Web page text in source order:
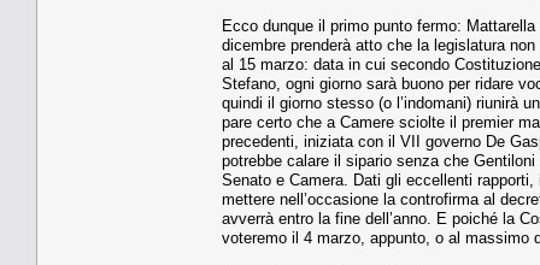
Ecco dunque il primo punto fermo:
dicembre prenderà atto che la legislatura
al 15 marzo: data in cui secondo
Stefano, ogni giorno sarà buono per ridare
quindi il giorno stesso (o l’indomani) riunirà
pare certo che a Camere sciolte il premier
precedenti, iniziata con il VII governo De
potrebbe calare il sipario senza che
Senato e Camera. Dati gli eccellenti
mettere nell’occasione la controfirma al
avverrà entro la fine dell’anno. E poiché la
voteremo il 4 marzo, appunto, o al massimo